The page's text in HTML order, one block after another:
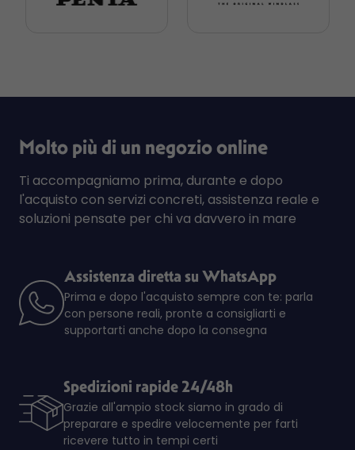
Molto più di un negozio online
Ti accompagniamo prima, durante e dopo
l'acquisto con servizi concreti, assistenza reale e
soluzioni pensate per chi va davvero in mare
Assistenza diretta su WhatsApp
Prima e dopo l'acquisto sempre con te: parla
con persone reali, pronte a consigliarti e
supportarti anche dopo la consegna
Spedizioni rapide 24/48h
Grazie all'ampio stock siamo in grado di
preparare e spedire velocemente per farti
ricevere tutto in tempi certi